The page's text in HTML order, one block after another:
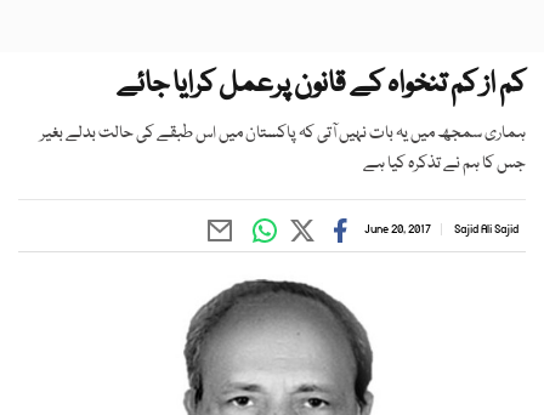
کم از کم تنخواہ کے قانون پرعمل کرایا جائے
ہماری سمجھ میں یہ بات نہیں آتی کہ پاکستان میں اس طبقے کی حالت بدلے بغیر
جس کا ہم نے تذکرہ کیا ہے
Sajid Ali Sajid
June 20, 2017